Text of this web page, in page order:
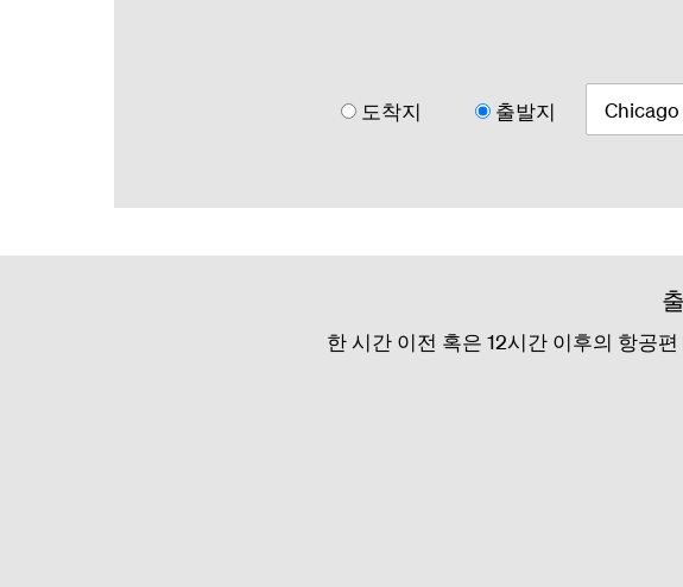
도착지 출발지
한 시간 이전 혹은 12시간 이후의 항공